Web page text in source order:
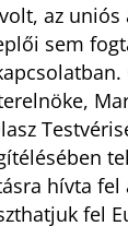
az uniós
sem
hívta fel
fel